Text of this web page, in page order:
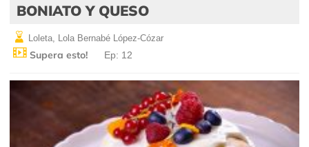
BONIATO Y QUESO
Loleta, Lola Bernabé López-Cózar
Supera esto! Ep: 12